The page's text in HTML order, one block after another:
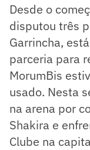
Desde o
disputou três
Garrincha,
parceria para
MorumBis
usado. Nesta
na arena por
Shakira e
Clube na